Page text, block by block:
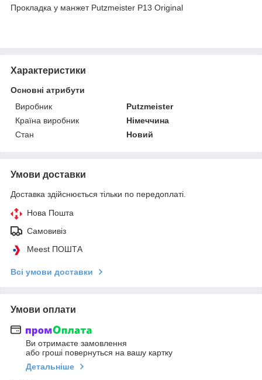
Прокладка у манжет Putzmeister P13 Original
Характеристики
Основні атрибути
Виробник
Putzmeister
Країна виробник
Німеччина
Стан
Новий
Умови доставки
Доставка здійснюється тільки по передоплаті.
Нова Пошта
Самовивіз
Meest ПОШТА
Всі умови доставки
Умови оплати
Ви отримаєте замовлення
або гроші повернуться на вашу картку
Детальніше